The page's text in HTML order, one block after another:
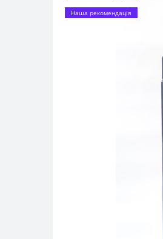
Наша рекомендація